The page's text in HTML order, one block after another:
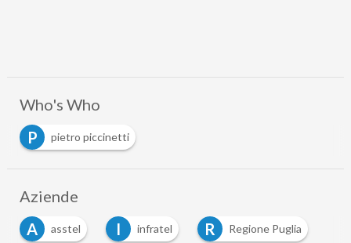
Who's Who
P
pietro piccinetti
Aziende
A
asstel I infratel R Regione Puglia